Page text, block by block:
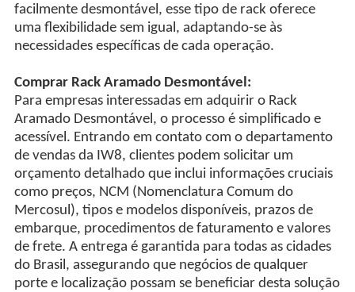
facilmente desmontável, esse tipo de rack oferece
uma flexibilidade sem igual, adaptando-se às
necessidades específicas de cada operação.
Comprar Rack Aramado Desmontável:
Para empresas interessadas em adquirir o Rack
Aramado Desmontável, o processo é simplificado e
acessível. Entrando em contato com o departamento
de vendas da IW8, clientes podem solicitar um
orçamento detalhado que inclui informações cruciais
como preços, NCM (Nomenclatura Comum do
Mercosul), tipos e modelos disponíveis, prazos de
embarque, procedimentos de faturamento e valores
de frete. A entrega é garantida para todas as cidades
do Brasil, assegurando que negócios de qualquer
porte e localização possam se beneficiar desta solução